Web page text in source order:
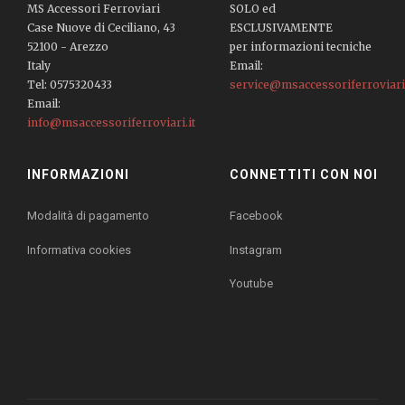
MS Accessori Ferroviari
Case Nuove di Ceciliano, 43
52100 - Arezzo
Italy
Tel: 0575320433
Email:
info@msaccessoriferroviari.it
SOLO ed
ESCLUSIVAMENTE
per informazioni tecniche
Email:
INFORMAZIONI
Modalità di pagamento
Informativa cookies
CONNETTITI CON NOI
Facebook
Instagram
Youtube